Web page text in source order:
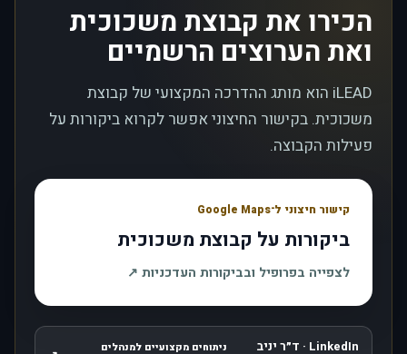
הכירו את קבוצת משכוכית
ואת הערוצים הרשמיים
iLEAD הוא מותג ההדרכה המקצועי של קבוצת
משכוכית. בקישור החיצוני אפשר לקרוא ביקורות על
פעילות הקבוצה.
קישור חיצוני ל־Google Maps
ביקורות על קבוצת משכוכית
לצפייה בפרופיל ובביקורות העדכניות ↗
LinkedIn · ד״ר יניב
ניתוחים מקצועיים למנהלים